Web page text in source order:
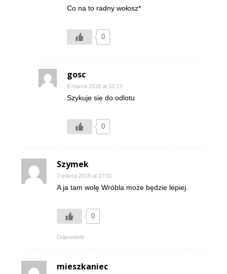
Co na to radny wołosz*
0
gosc
8 marca 2018 at 10:13
Szykuje sie do odlotu
0
Szymek
7 marca 2018 at 17:01
A ja tam wolę Wróbla może będzie lepiej.
0
Odpowiedz
mieszkaniec